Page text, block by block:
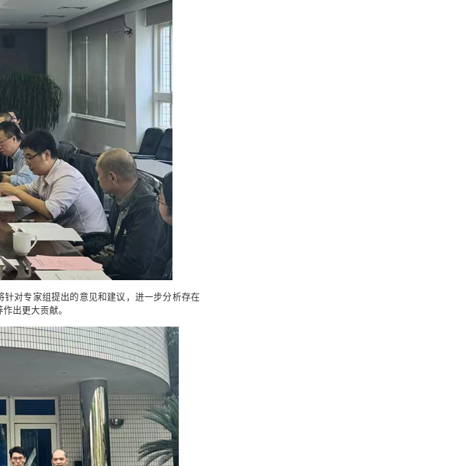
对专家组提出的意见和建议，进一步分析存在
出更大贡献。